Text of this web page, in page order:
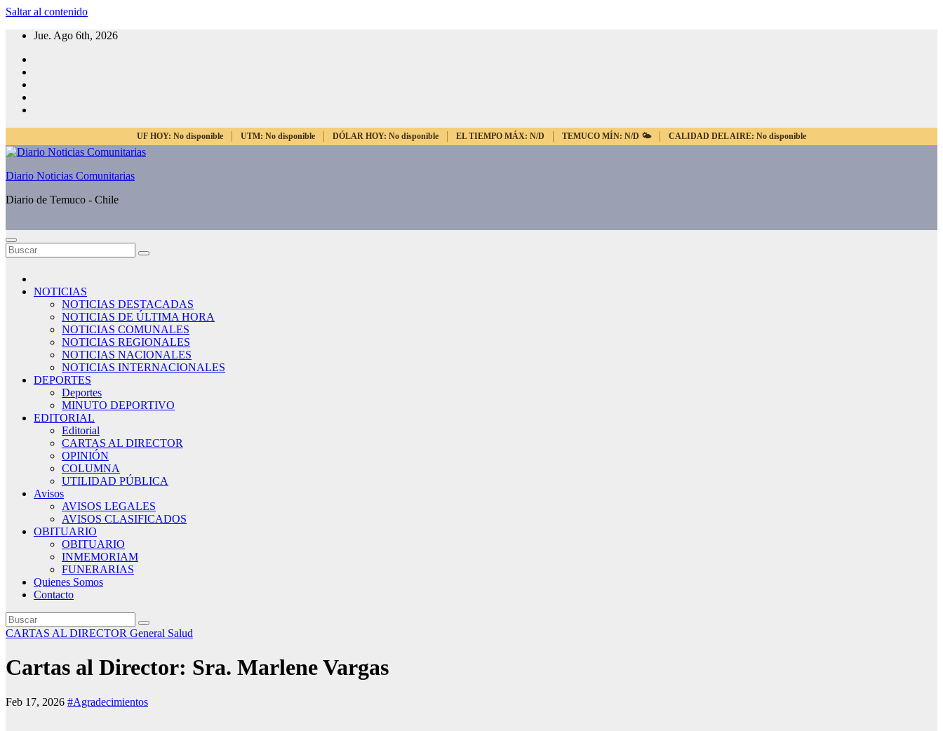
Saltar al contenido
Jue. Ago 6th, 2026
UF HOY: No disponible UTM: No disponible DÓLAR HOY: No disponible EL TIEMPO MÁX: N/D TEMUCO MÍN: N/D 🌤️ CALIDAD DEL AIRE: No disponible
Diario Noticias Comunitarias
Diario de Temuco - Chile
NOTICIAS
NOTICIAS DESTACADAS
NOTICIAS DE ÚLTIMA HORA
NOTICIAS COMUNALES
NOTICIAS REGIONALES
NOTICIAS NACIONALES
NOTICIAS INTERNACIONALES
DEPORTES
Deportes
MINUTO DEPORTIVO
EDITORIAL
Editorial
CARTAS AL DIRECTOR
OPINIÓN
COLUMNA
UTILIDAD PÚBLICA
Avisos
AVISOS LEGALES
AVISOS CLASIFICADOS
OBITUARIO
OBITUARIO
INMEMORIAM
FUNERARIAS
Quienes Somos
Contacto
CARTAS AL DIRECTOR General Salud
Cartas al Director: Sra. Marlene Vargas
Feb 17, 2026 #Agradecimientos